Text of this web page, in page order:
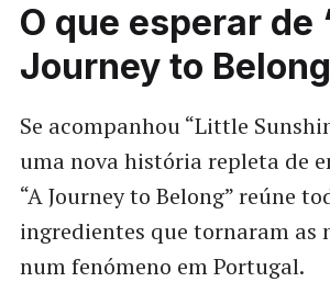
O que esperar de
Journey to
Se acompanhou “Little
uma nova história repleta de
“A Journey to Belong” reúne
ingredientes que tornaram as
num fenómeno em Portugal.